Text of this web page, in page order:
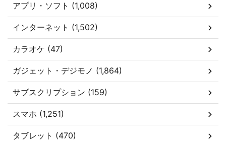
アプリ・ソフト (1,008)
インターネット (1,502)
カラオケ (47)
ガジェット・デジモノ (1,864)
サブスクリプション (159)
スマホ (1,251)
タブレット (470)